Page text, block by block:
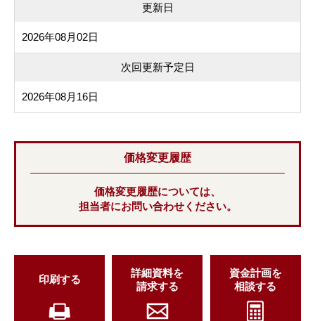
更新日
2026年08月02日
次回更新予定日
2026年08月16日
価格変更履歴
価格変更履歴については、
担当者にお問い合わせください。
印刷する
詳細資料を
請求する
資金計画を
相談する